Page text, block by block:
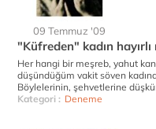
09 Temmuz '09
"Küfreden" kadın hayırlı
Her hangi bir meşreb, yahut
düşündüğüm vakit söven
Böylelerinin, şehvetlerine
Kategori : Deneme